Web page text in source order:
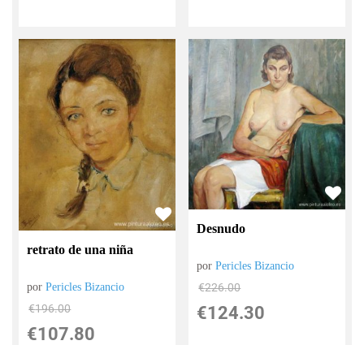
retrato de una niña
porPericles Bizancio
€196.00
€107.80
Desnudo
porPericles Bizancio
€226.00
€124.30